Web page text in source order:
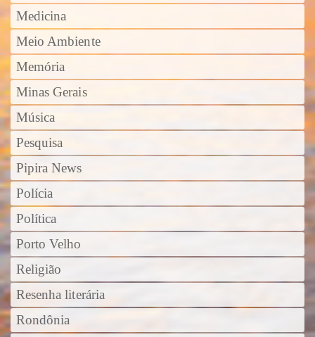
Medicina
Meio Ambiente
Memória
Minas Gerais
Música
Pesquisa
Pipira News
Polícia
Política
Porto Velho
Religião
Resenha literária
Rondônia